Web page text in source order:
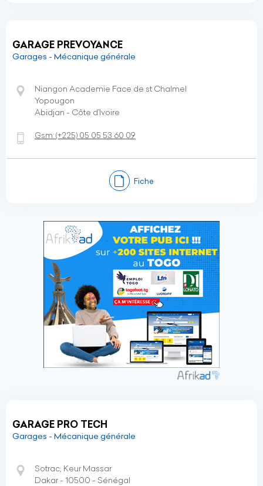
GARAGE PREVOYANCE
Garages - Mécanique générale
Niangon Academie Face de st Chalmel
Yopougon
Abidjan - Côte d’Ivoire
Gsm:(+225) 05 05 53 60 09
Fiche
GARAGE PRO TECH
Garages - Mécanique générale
Sotrac, Keur Massar
Dakar - 10500 - Sénégal